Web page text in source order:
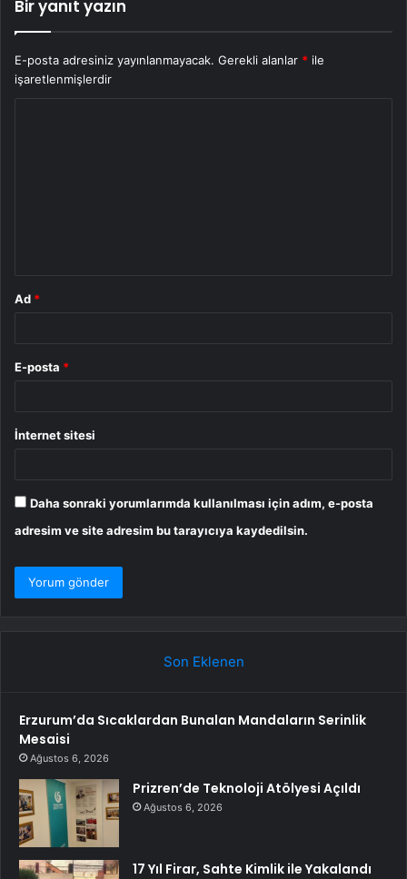
Bir yanıt yazın
E-posta adresiniz yayınlanmayacak. Gerekli alanlar * ile
işaretlenmişlerdir
Ad *
E-posta *
İnternet sitesi
Daha sonraki yorumlarımda kullanılması için adım, e-posta
adresim ve site adresim bu tarayıcıya kaydedilsin.
Son Eklenen
Erzurum’da Sıcaklardan Bunalan Mandaların Serinlik
Mesaisi
Ağustos 6, 2026
Prizren’de Teknoloji Atölyesi Açıldı
Ağustos 6, 2026
17 Yıl Firar, Sahte Kimlik ile Yakalandı